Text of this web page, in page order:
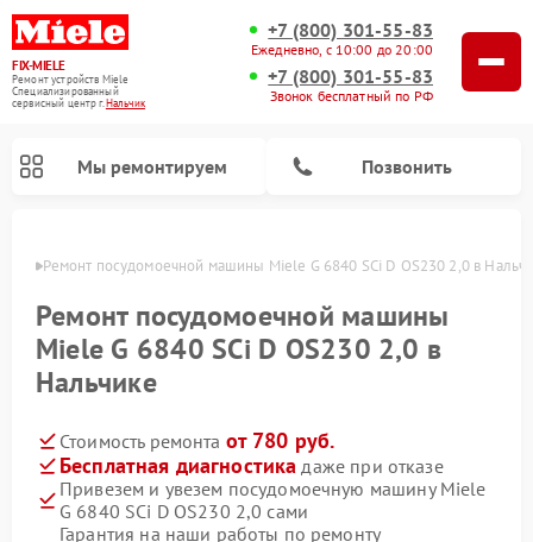
FIX-MIELE
Ремонт устройств Miele
Специализированный
cервисный центр г.Нальчик
+7 (800) 301-55-83
Ежедневно, с 10:00 до 20:00
+7 (800) 301-55-83
Звонок бесплатный по РФ
Мы ремонтируем Позвонить
Ремонт посудомоечной машины Miele G 6840 SCi D OS230 2,0 в
Ремонт посудомоечной машины
Miele G 6840 SCi D OS230 2,0 в
Нальчике
Стоимость ремонта от 780 руб.
Бесплатная диагностика даже при отказе
Привезем и увезем посудомоечную машину Miele
G 6840 SCi D OS230 2,0 сами
Гарантия на наши работы по ремонту